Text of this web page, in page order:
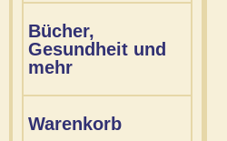
Bücher,
Gesundheit und
mehr
Warenkorb